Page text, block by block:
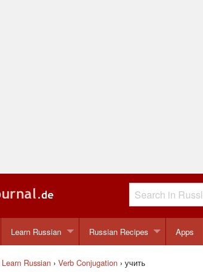
Learn Russian Russian Recipes Apps
Learn Russian › Verb Conjugation › учить